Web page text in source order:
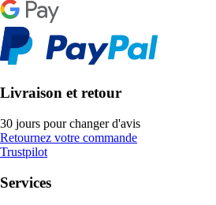
Livraison et retour
30 jours pour changer d'avis
Retournez votre commande
Trustpilot
Services